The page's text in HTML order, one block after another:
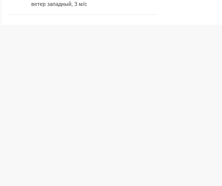
ветер западный, 3 м/с